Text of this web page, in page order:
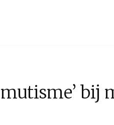
mutisme’ bij